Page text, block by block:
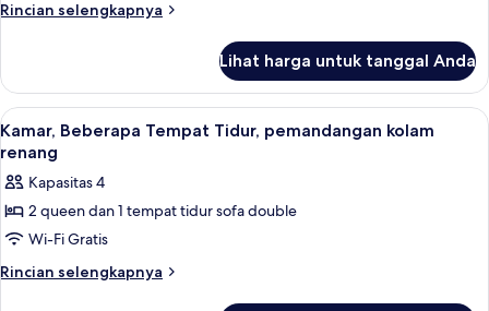
(
High
Floor)
Rincian selengkapnya
Rincian
Kamar,
Beberapa
Tempat
Tidur
High
Floor)
Lihat harga untuk tanggal Anda
Lihat
semua
foto
untuk
Kamar,
Beberapa
Tempat
Seprai premium, bantalan ekstra
5
Kamar, Beberapa Tempat Tidur, pemandangan kolam
renang
Kapasitas 4
2 queen dan 1 tempat tidur sofa double
Wi-Fi Gratis
Rincian selengkapnya
Rincian